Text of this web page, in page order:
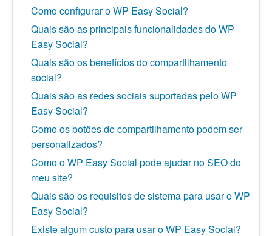
Como configurar o WP Easy Social?
Quais são as principais funcionalidades do WP
Easy Social?
Quais são os benefícios do compartilhamento
social?
Quais são as redes sociais suportadas pelo WP
Easy Social?
Como os botões de compartilhamento podem ser
personalizados?
Como o WP Easy Social pode ajudar no SEO do
meu site?
Quais são os requisitos de sistema para usar o WP
Easy Social?
Existe algum custo para usar o WP Easy Social?